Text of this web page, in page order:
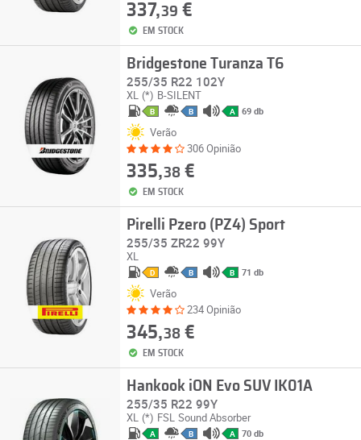
337,39 €
EM STOCK
Bridgestone Turanza T6
255/35 R22 102Y
XL (*) B-SILENT
B B A 69 db
Verão
306 Opinião
335,38€
EM STOCK
Pirelli Pzero (PZ4) Sport
255/35 ZR22 99Y
XL
D B B 71 db
Verão
234 Opinião
345,38€
EM STOCK
Hankook iON Evo SUV IK01A
255/35 R22 99Y
XL (*) FSL Sound Absorber
A B A 70 db